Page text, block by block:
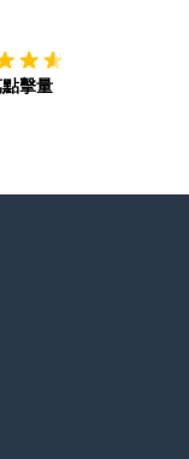
擊量